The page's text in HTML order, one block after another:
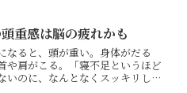
】【肌荒れ】【太りやすさ】とい
悩みが、な...
重感は脳の疲れかも
なると、頭が重い。身体がだる
や肩がこる。「寝不足というほど
いのに、なんとなくスッキリしな